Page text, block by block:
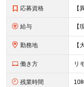
応募資格
給与
勤務地
働き方 リ
残業時間 10